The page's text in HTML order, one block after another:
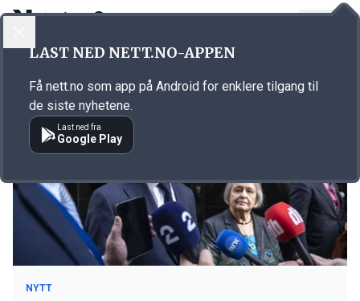
Emne: Trygve Slagsvold Vedum
NYTT
LAST NED NETT.NO-APPEN
Få nett.no som app på Android for enklere tilgang til
de siste nyhetene.
Last ned fra
Google Play